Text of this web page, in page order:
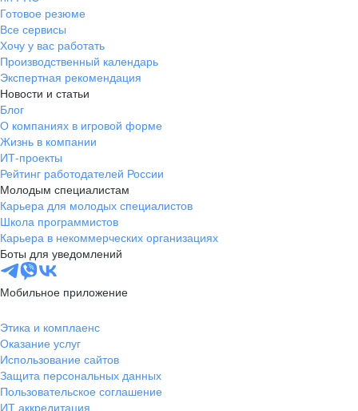
Готовое резюме
Все сервисы
Хочу у вас работать
Производственный календарь
Экспертная рекомендация
Новости и статьи
Блог
О компаниях в игровой форме
Жизнь в компании
ИТ-проекты
Рейтинг работодателей России
Молодым специалистам
Карьера для молодых специалистов
Школа программистов
Карьера в некоммерческих организациях
Боты для уведомлений
Мобильное приложение
Этика и комплаенс
Оказание услуг
Использование сайтов
Защита персональных данных
Пользовательское соглашение
ИТ аккредитация